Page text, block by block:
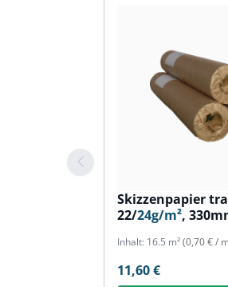
Skizzenpapier
22/24g/m²,
Inhalt: 16.5 m²(0,70 € /
11,60 €